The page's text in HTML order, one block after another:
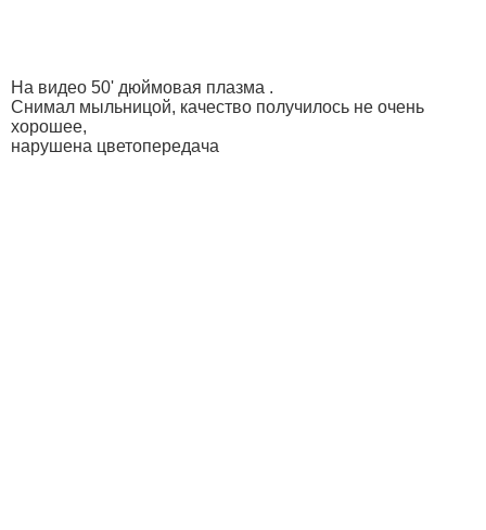
На видео 50' дюймовая плазма .
Снимал мыльницой, качество получилось не очень
хорошее,
нарушена цветопередача